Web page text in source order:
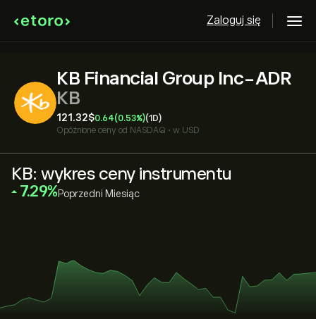
Zaloguj się
KB Financial Group Inc-ADR
KB
121.32‎$‎0.64(0.53%)(1D)
Opóźnione ceny od NASDAQ • w USD
KB: wykres ceny instrumentu
‎7.29‎ Poprzedni Miesiąc